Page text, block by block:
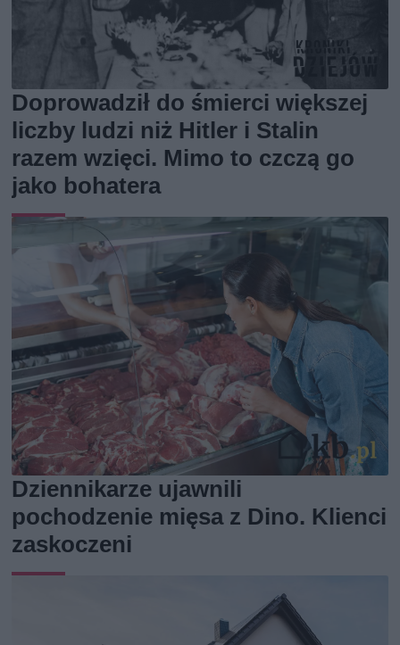
Doprowadził do śmierci większej
liczby ludzi niż Hitler i Stalin
razem wzięci. Mimo to czczą go
jako bohatera
Dziennikarze ujawnili
pochodzenie mięsa z Dino. Klienci
zaskoczeni